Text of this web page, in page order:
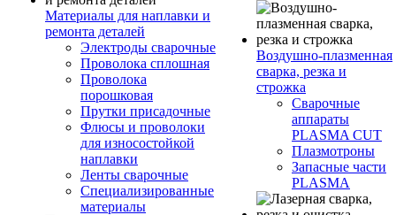
Материалы для наплавки и
ремонта деталей
Электроды сварочные
Проволока сплошная
Проволока
порошковая
Прутки присадочные
Флюсы и проволоки
для износостойкой
наплавки
Ленты сварочные
Специализированные
материалы
Воздушно-плазменная
сварка, резка и
строжка
Сварочные
аппараты
PLASMA CUT
Плазмотроны
Запасные части
PLASMA